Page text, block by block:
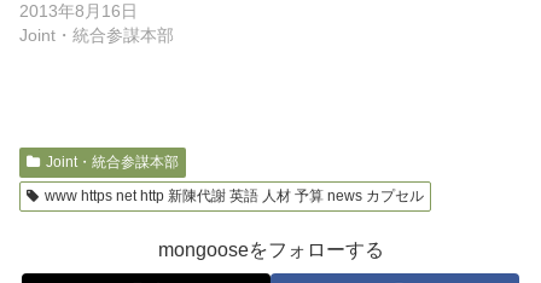
2013年8月16日
Joint・統合参謀本部
Joint・統合参謀本部
www https net http 新陳代謝 英語 人材 予算 news カプセル
mongooseをフォローする